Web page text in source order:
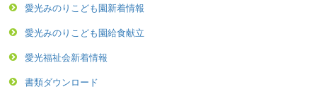
愛光みのりこども園新着情報
愛光みのりこども園給食献立
愛光福祉会新着情報
書類ダウンロード